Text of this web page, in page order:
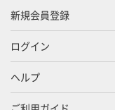
新規会員登録
ログイン
ヘルプ